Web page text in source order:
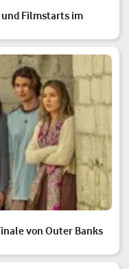
und Filmstarts im
von Outer Banks